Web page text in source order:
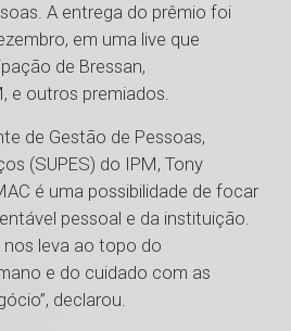
A entrega do prêmio foi
em uma live que
de Bressan,
e outros premiados.
de Gestão de Pessoas,
(SUPES) do IPM, Tony
é uma possibilidade de focar
pessoal e da instituição.
nos leva ao topo do
e do cuidado com as
declarou.